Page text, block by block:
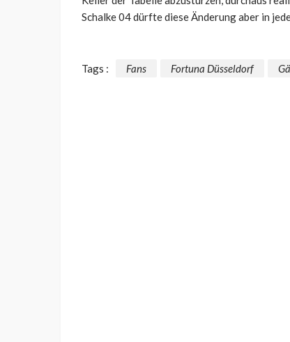
Schalke 04 dürfte diese Änderung aber in
Tags : Fans Fortuna Düsseldorf